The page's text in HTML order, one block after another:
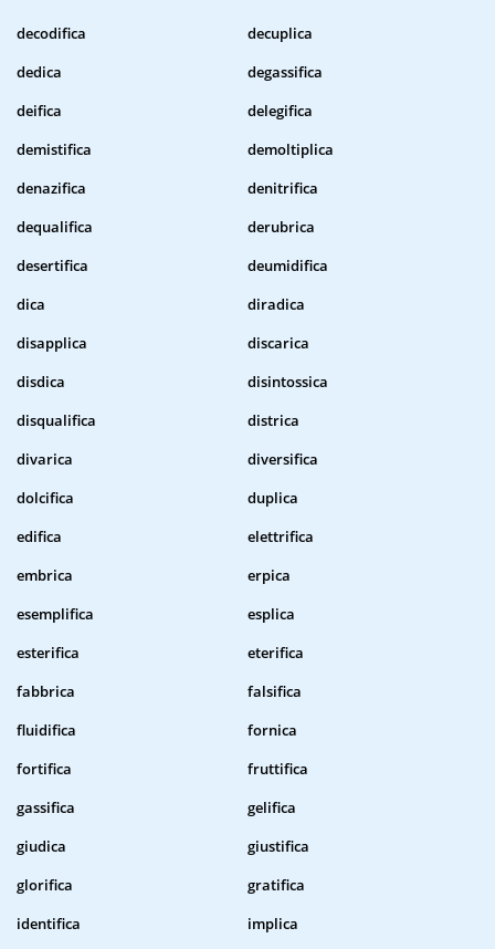
decodifica
decuplica
dedica
degassifica
deifica
delegifica
demistifica
demoltiplica
denazifica
denitrifica
dequalifica
derubrica
desertifica
deumidifica
dica
diradica
disapplica
discarica
disdica
disintossica
disqualifica
districa
divarica
diversifica
dolcifica
duplica
edifica
elettrifica
embrica
erpica
esemplifica
esplica
esterifica
eterifica
fabbrica
falsifica
fluidifica
fornica
fortifica
fruttifica
gassifica
gelifica
giudica
giustifica
glorifica
gratifica
identifica
implica